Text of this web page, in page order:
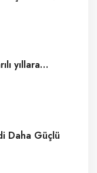
yıllara…
Daha Güçlü